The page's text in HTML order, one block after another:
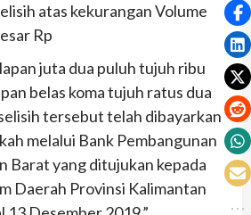
atas kekurangan Volume
Rp
juta dua puluh tujuh ribu
belas koma tujuh ratus dua
tersebut telah dibayarkan
melalui Bank Pembangunan
Barat yang ditujukan kepada
Daerah Provinsi Kalimantan